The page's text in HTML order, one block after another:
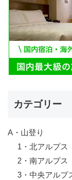
カテゴリー
A・山登り
1・北アルプス
2・南アルプス
3・中央アルプ